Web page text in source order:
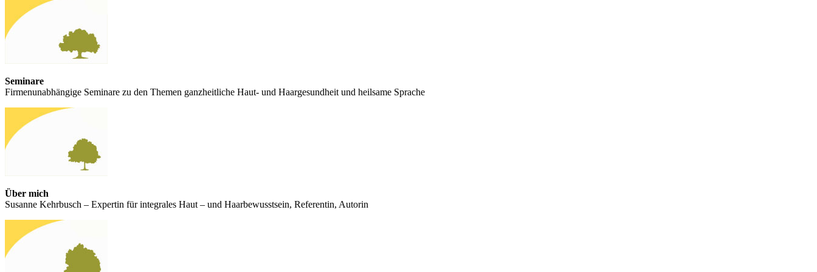
Seminare
Firmenunabhängige Seminare zu den Themen ganzheitliche Haut- und Haargesundheit und heilsame Sprache
Über mich
Susanne Kehrbusch – Expertin für integrales Haut – und Haarbewusstsein, Referentin, Autorin